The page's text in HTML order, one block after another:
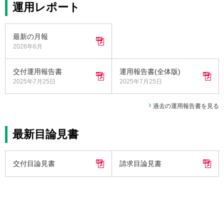
運用レポート
最新の月報
2026年6月
交付運用報告書
2025年7月25日
運用報告書(全体版)
2025年7月25日
過去の運用報告書を見る
最新目論見書
交付目論見書 請求目論見書